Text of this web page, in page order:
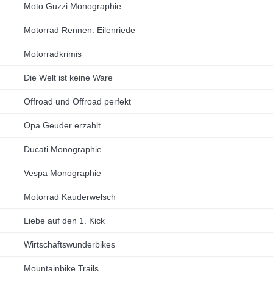
Moto Guzzi Monographie
Motorrad Rennen: Eilenriede
Motorradkrimis
Die Welt ist keine Ware
Offroad und Offroad perfekt
Opa Geuder erzählt
Ducati Monographie
Vespa Monographie
Motorrad Kauderwelsch
Liebe auf den 1. Kick
Wirtschaftswunderbikes
Mountainbike Trails